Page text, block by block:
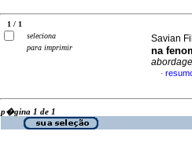
1 / 1
seleciona
para imprimir
Savian
na
·
p�gina 1 de 1